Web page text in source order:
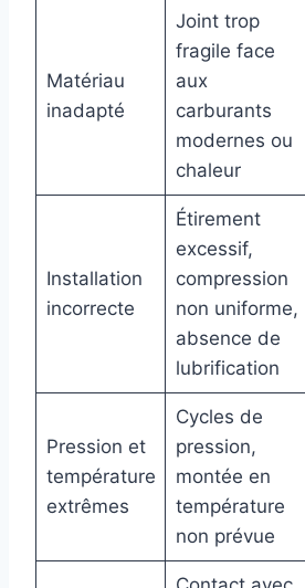
Matériau
inadapté
Joint trop
fragile face
aux
carburants
modernes ou
chaleur
Installation
incorrecte
Étirement
excessif,
compression
non uniforme,
absence de
lubrification
Pression et
température
extrêmes
Cycles de
pression,
montée en
température
non prévue